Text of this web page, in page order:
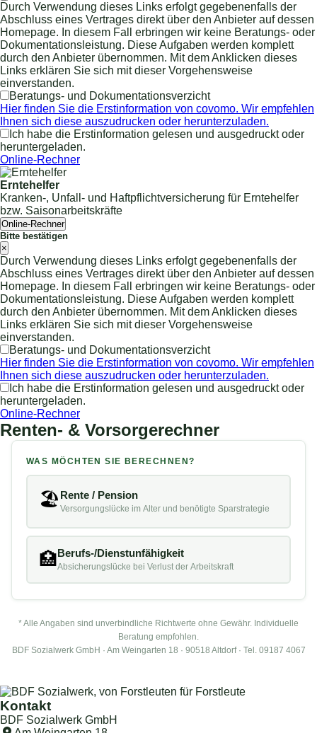
Durch Verwendung dieses Links erfolgt gegebenenfalls der
Abschluss eines Vertrages direkt über den Anbieter auf dessen
Homepage. In diesem Fall erbringen wir keine Beratungs- oder
Dokumentationsleistung. Diese Aufgaben werden komplett
durch den Anbieter übernommen. Mit dem Anklicken dieses
Links erklären Sie sich mit dieser Vorgehensweise
einverstanden.
Beratungs- und Dokumentationsverzicht
Hier finden Sie die Erstinformation von covomo. Wir empfehlen
Ihnen sich diese auszudrucken oder herunterzuladen.
Ich habe die Erstinformation gelesen und ausgedruckt oder
heruntergeladen.
Online-Rechner
Erntehelfer
Kranken-, Unfall- und Haftpflichtversicherung für Erntehelfer
bzw. Saisonarbeitskräfte
Online-Rechner
Bitte bestätigen
×
Durch Verwendung dieses Links erfolgt gegebenenfalls der
Abschluss eines Vertrages direkt über den Anbieter auf dessen
Homepage. In diesem Fall erbringen wir keine Beratungs- oder
Dokumentationsleistung. Diese Aufgaben werden komplett
durch den Anbieter übernommen. Mit dem Anklicken dieses
Links erklären Sie sich mit dieser Vorgehensweise
einverstanden.
Beratungs- und Dokumentationsverzicht
Hier finden Sie die Erstinformation von covomo. Wir empfehlen
Ihnen sich diese auszudrucken oder herunterzuladen.
Ich habe die Erstinformation gelesen und ausgedruckt oder
heruntergeladen.
Online-Rechner
Renten- & Vorsorgerechner
WAS MÖCHTEN SIE BERECHNEN?
🏖 Rente / Pension
Versorgungslücke im Alter und benötigte Sparstrategie
🏥Berufs-/Dienstunfähigkeit
Absicherungslücke bei Verlust der Arbeitskraft
* Alle Angaben sind unverbindliche Richtwerte ohne Gewähr. Individuelle
Beratung empfohlen.
BDF Sozialwerk GmbH · Am Weingarten 18 · 90518 Altdorf · Tel. 09187 4067
Kontakt
BDF Sozialwerk GmbH